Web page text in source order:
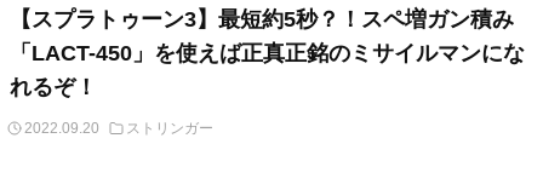
【スプラトゥーン3】最短約5秒？！スペ増ガン積み
「LACT-450」を使えば正真正銘のミサイルマンにな
れるぞ！
2022.09.20 ストリンガー